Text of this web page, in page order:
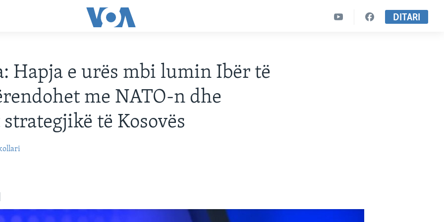
DITARI
Hapja e urës mbi lumin Ibër të
me NATO-n dhe
të Kosovës